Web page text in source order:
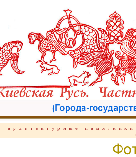
архитектурные памятники